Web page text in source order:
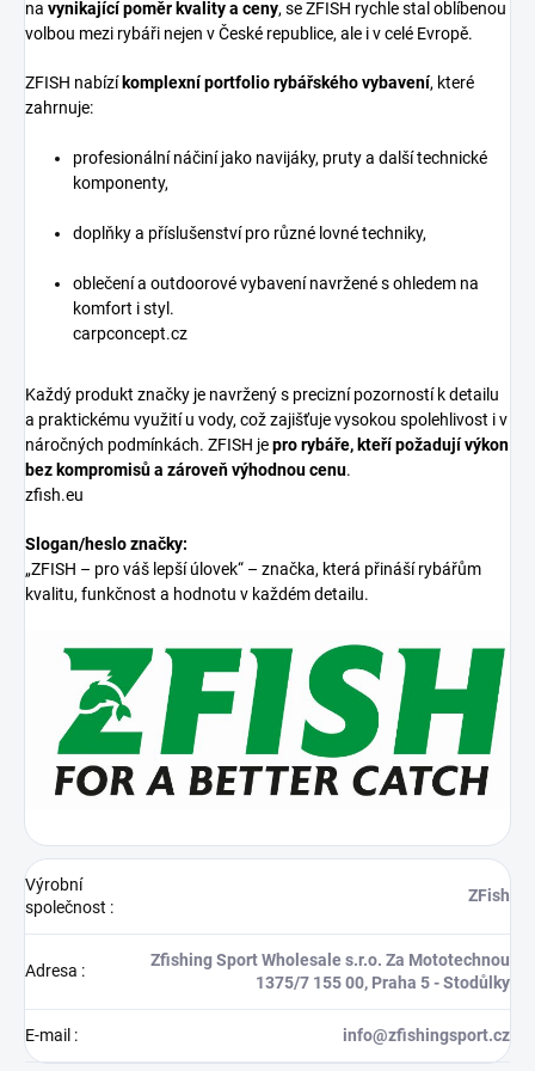
na vynikající poměr kvality a ceny, se ZFISH rychle stal oblíbenou
volbou mezi rybáři nejen v České republice, ale i v celé Evropě.
ZFISH nabízí komplexní portfolio rybářského vybavení, které
zahrnuje:
profesionální náčiní jako navijáky, pruty a další technické
komponenty,
doplňky a příslušenství pro různé lovné techniky,
oblečení a outdoorové vybavení navržené s ohledem na
komfort i styl.
carpconcept.cz
Každý produkt značky je navržený s precizní pozorností k detailu
a praktickému využití u vody, což zajišťuje vysokou spolehlivost i v
náročných podmínkách. ZFISH jepro rybáře, kteří požadují výkon
bez kompromisů a zároveň výhodnou cenu.
zfish.eu
Slogan/heslo značky:
„ZFISH – pro váš lepší úlovek“ – značka, která přináší rybářům
kvalitu, funkčnost a hodnotu v každém detailu.
Výrobní
společnost :
ZFish
Adresa :
Zfishing Sport Wholesale s.r.o. Za Mototechnou
1375/7 155 00, Praha 5 - Stodůlky
E-mail : info@zfishingsport.cz